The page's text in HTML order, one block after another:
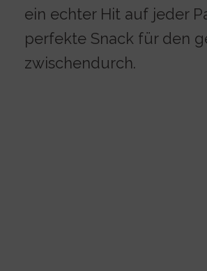
ein echter Hit auf jeder
perfekte Snack für den
zwischendurch.